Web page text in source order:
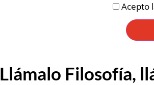
Acepto
Llámalo Filosofía,